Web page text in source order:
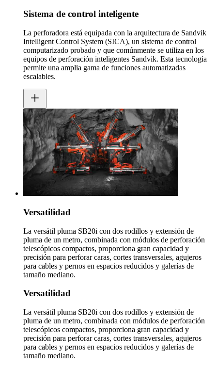
Sistema de control inteligente
La perforadora está equipada con la arquitectura de Sandvik
Intelligent Control System (SICA), un sistema de control
computarizado probado y que comúnmente se utiliza en los
equipos de perforación inteligentes Sandvik. Esta tecnología
permite una amplia gama de funciones automatizadas
escalables.
Versatilidad
La versátil pluma SB20i con dos rodillos y extensión de
pluma de un metro, combinada con módulos de perforación
telescópicos compactos, proporciona gran capacidad y
precisión para perforar caras, cortes transversales, agujeros
para cables y pernos en espacios reducidos y galerías de
tamaño mediano.
Versatilidad
La versátil pluma SB20i con dos rodillos y extensión de
pluma de un metro, combinada con módulos de perforación
telescópicos compactos, proporciona gran capacidad y
precisión para perforar caras, cortes transversales, agujeros
para cables y pernos en espacios reducidos y galerías de
tamaño mediano.